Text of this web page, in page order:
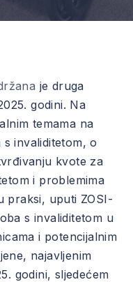
je druga
godini. Na
temama na
invaliditetom, o
kvote za
i problemima
praksi, uputi ZOSI-
s invaliditetom u
i potencijalnim
najavljenim
godini, sljedećem